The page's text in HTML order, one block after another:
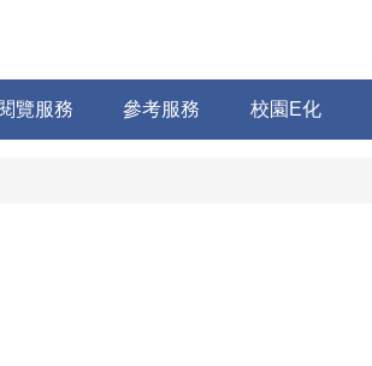
覽服務 參考服務 校園E化